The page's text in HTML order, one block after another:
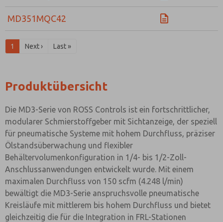
MD351MQC42
1 Next › Last »
Produktübersicht
Die MD3-Serie von ROSS Controls ist ein fortschrittlicher,
modularer Schmierstoffgeber mit Sichtanzeige, der speziell
für pneumatische Systeme mit hohem Durchfluss, präziser
Ölstandsüberwachung und flexibler
Behältervolumenkonfiguration in 1/4- bis 1/2-Zoll-
Anschlussanwendungen entwickelt wurde. Mit einem
maximalen Durchfluss von 150 scfm (4.248 l/min)
bewältigt die MD3-Serie anspruchsvolle pneumatische
Kreisläufe mit mittlerem bis hohem Durchfluss und bietet
gleichzeitig die für die Integration in FRL-Stationen